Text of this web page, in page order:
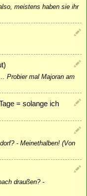
meistens haben sie ihr
Probier mal Majoran am
= solange ich
- Meinethalben! (Von
draußen? -